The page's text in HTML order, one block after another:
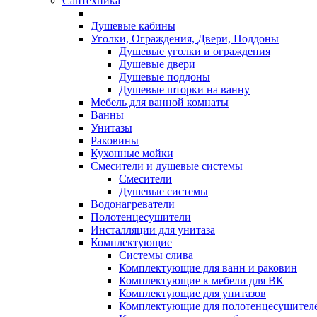
Душевые кабины
Уголки, Ограждения, Двери, Поддоны
Душевые уголки и ограждения
Душевые двери
Душевые поддоны
Душевые шторки на ванну
Мебель для ванной комнаты
Ванны
Унитазы
Раковины
Кухонные мойки
Смесители и душевые системы
Смесители
Душевые системы
Водонагреватели
Полотенцесушители
Инсталляции для унитаза
Комплектующие
Системы слива
Комплектующие для ванн и раковин
Комплектующие к мебели для ВК
Комплектующие для унитазов
Комплектующие для